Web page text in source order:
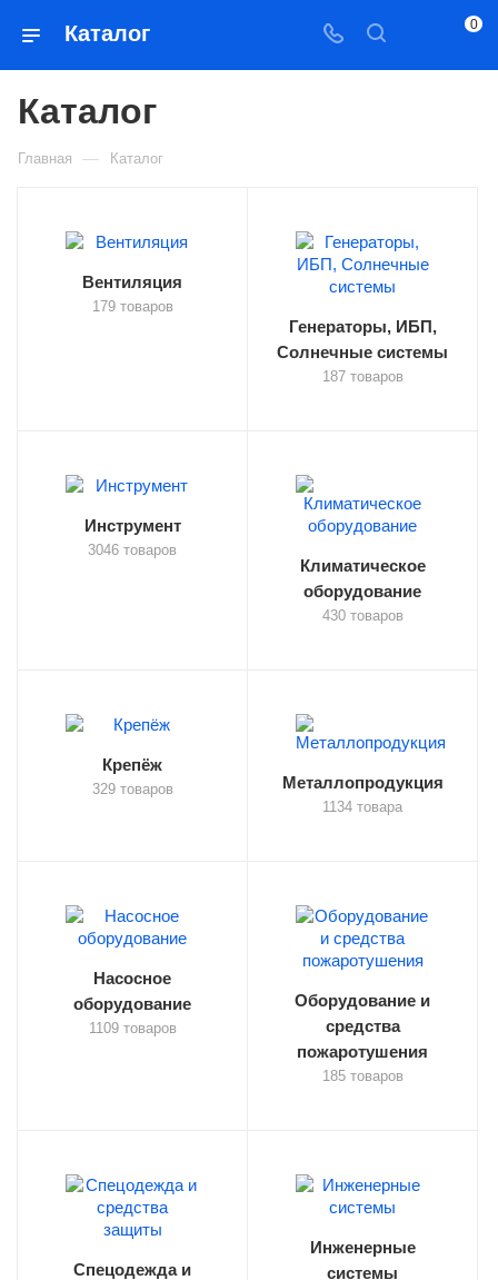
Каталог 0
Каталог
Главная — Каталог
Вентиляция
179 товаров
Генераторы, ИБП,
Солнечные системы
187 товаров
Инструмент
3046 товаров
Климатическое
оборудование
430 товаров
Крепёж
329 товаров Металлопродукция
1134 товара
Насосное
оборудование
1109 товаров
Оборудование и
средства
пожаротушения
185 товаров
Спецодежда и
Инженерные
системы